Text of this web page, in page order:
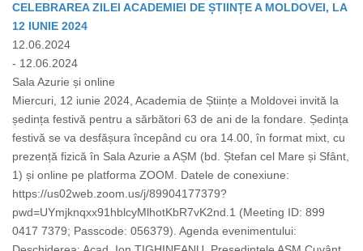
CELEBRAREA ZILEI ACADEMIEI DE ȘTIINȚE A MOLDOVEI, LA
12 IUNIE 2024
12.06.2024
- 12.06.2024
Sala Azurie și online
Miercuri, 12 iunie 2024, Academia de Științe a Moldovei invită la
ședința festivă pentru a sărbători 63 de ani de la fondare. Ședința
festivă se va desfășura începând cu ora 14.00, în format mixt, cu
prezență fizică în Sala Azurie a AȘM (bd. Ștefan cel Mare și Sfânt,
1) și online pe platforma ZOOM. Datele de conexiune:
https://us02web.zoom.us/j/89904177379?
pwd=UYmjknqxx91hblcyMlhotKbR7vK2nd.1 (Meeting ID: 899
0417 7379; Passcode: 056379). Agenda evenimentului: